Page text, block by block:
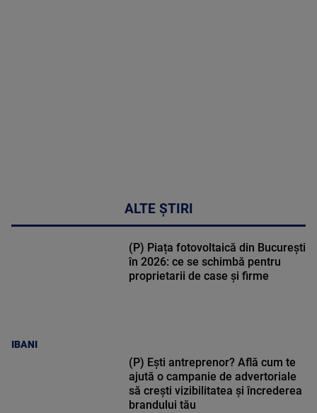
ALTE ȘTIRI
IBANI
(P) Piața fotovoltaică din București
în 2026: ce se schimbă pentru
proprietarii de case și firme
(P) Ești antreprenor? Află cum te
ajută o campanie de advertoriale
să crești vizibilitatea și încrederea
brandului tău